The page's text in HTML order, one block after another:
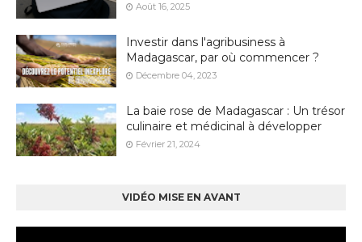
Août 16, 2025
Investir dans l'agribusiness à
Madagascar, par où commencer ?
Décembre 04, 2023
La baie rose de Madagascar : Un trésor
culinaire et médicinal à développer
Février 21, 2024
VIDÉO MISE EN AVANT